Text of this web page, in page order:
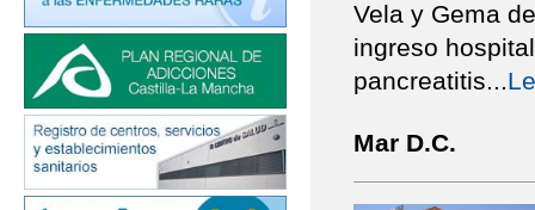
Vela y Gema
ingreso
pancreatitis
Mar D.C.